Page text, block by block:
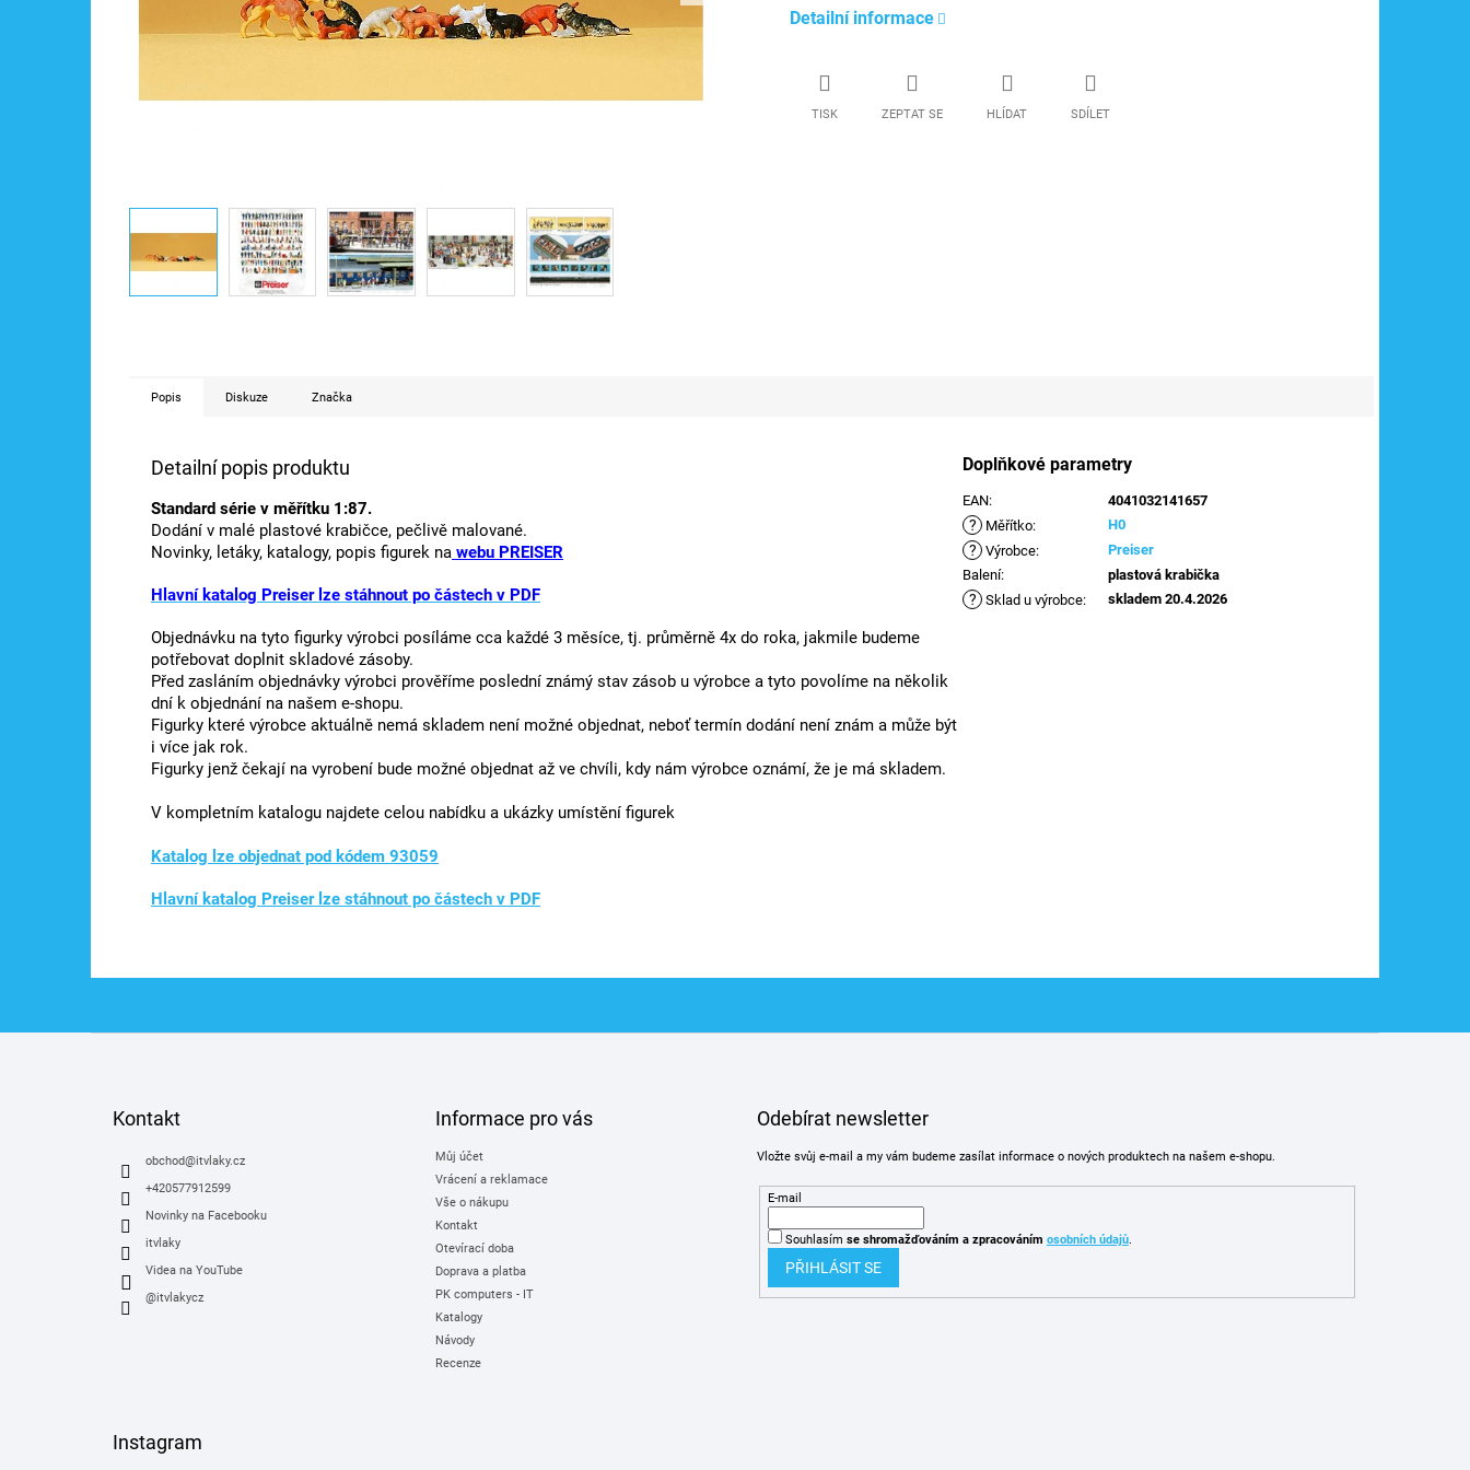
Detailní informace
TISK ZEPTAT SE HLÍDAT SDÍLET
Popis Diskuze Značka
Detailní popis produktu
Standard série v měřítku 1:87.
Dodání v malé plastové krabičce, pečlivě malované.
Novinky, letáky, katalogy, popis figurek na webu PREISER
Hlavní katalog Preiser lze stáhnout po částech v PDF
Objednávku na tyto figurky výrobci posíláme cca každé 3 měsíce, tj. průměrně 4x do roka, jakmile budeme
potřebovat doplnit skladové zásoby.
Před zasláním objednávky výrobci prověříme poslední známý stav zásob u výrobce a tyto povolíme na několik
dní k objednání na našem e-shopu.
Figurky které výrobce aktuálně nemá skladem není možné objednat, neboť termín dodání není znám a může být
i více jak rok.
Figurky jenž čekají na vyrobení bude možné objednat až ve chvíli, kdy nám výrobce oznámí, že je má skladem.
V kompletním katalogu najdete celou nabídku a ukázky umístění figurek
Katalog lze objednat pod kódem 93059
Hlavní katalog Preiser lze stáhnout po částech v PDF
Doplňkové parametry
EAN: 4041032141657
? Měřítko: H0
? Výrobce:
Preiser
Balení: plastová krabička
? Sklad u výrobce: skladem 20.4.2026
Kontakt
obchod@itvlaky.cz
+420577912599
Novinky na Facebooku
itvlaky
Videa na YouTube
@itvlakycz
Informace pro vás
Můj účet
Vrácení a reklamace
Vše o nákupu
Kontakt
Otevírací doba
Doprava a platba
PK computers - IT
Katalogy
Návody
Recenze
Odebírat newsletter
Vložte svůj e-mail a my vám budeme zasílat informace o nových produktech na našem e-shopu.
E-mail
Souhlasím se shromažďováním a zpracováním osobních údajů.
PŘIHLÁSIT SE
Instagram